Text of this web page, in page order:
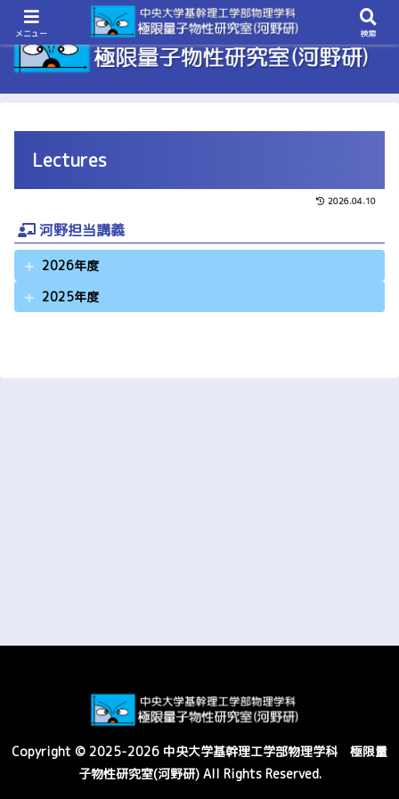
Lectures
2026.04.10
河野担当講義
2026年度
2025年度
Copyright © 2025-2026 中央大学基幹理工学部物理学科 極限量
子物性研究室(河野研) All Rights Reserved.
メニュー 検索